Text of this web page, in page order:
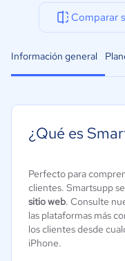
Comparar
Información general
¿Qué es
Perfecto para
clientes. Smartsupp
sitio web. Consulte
las plataformas más
los clientes desde
iPhone.